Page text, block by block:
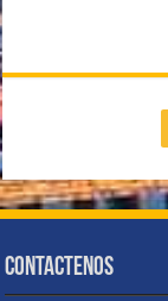
Contactenos